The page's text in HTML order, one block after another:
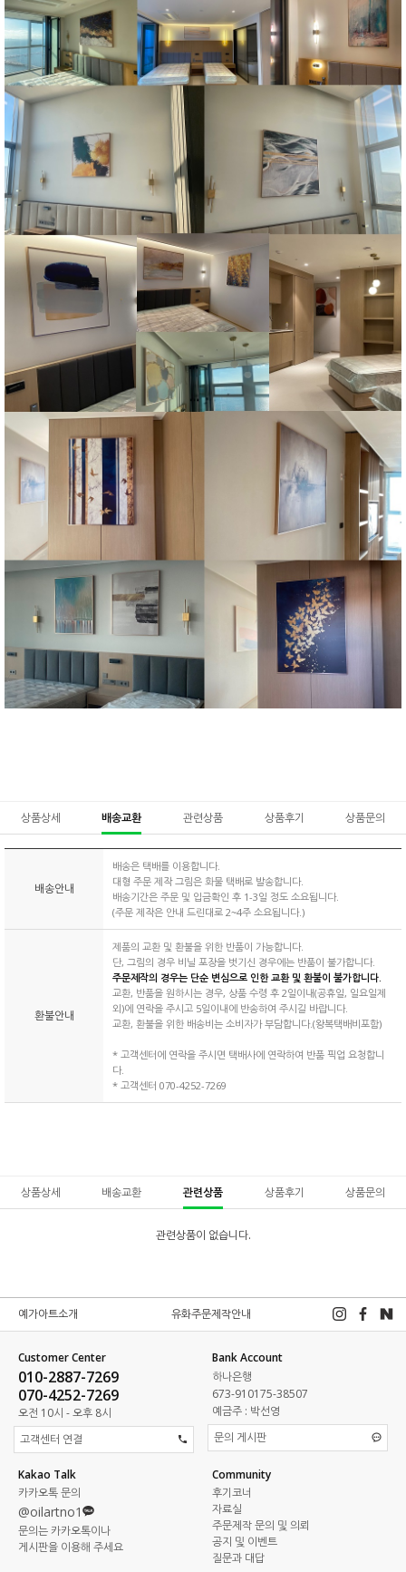
상품상세 배송교환 관련상품 상품후기 상품문의
배송안내
배송은 택배를 이용합니다.
대형 주문 제작 그림은 화물 택배로 발송합니다.
배송기간은 주문 및 입금확인 후 1-3일 정도 소요됩니다.
(주문 제작은 안내 드린대로 2~4주 소요됩니다.)
환불안내
제품의 교환 및 환불을 위한 반품이 가능합니다.
단, 그림의 경우 비닐 포장을 벗기신 경우에는 반품이 불가합니다.
주문제작의 경우는 단순 변심으로 인한 교환 및 환불이 불가합니다.
교환, 반품을 원하시는 경우, 상품 수령 후 2일이내(공휴일, 일요일제
외)에 연락을 주시고 5일이내에 반송하여 주시길 바랍니다.
교환, 환불을 위한 배송비는 소비자가 부담합니다.(왕복택배비포함)
* 고객센터에 연락을 주시면 택배사에 연락하여 반품 픽업 요청합니
다.
* 고객센터 070-4252-7269
상품상세 배송교환 관련상품 상품후기 상품문의
관련상품이 없습니다.
예가아트소개 유화주문제작안내
Customer Center
010-2887-7269
070-4252-7269
오전 10시 - 오후 8시
고객센터 연결
Bank Account
하나은행
673-910175-38507
예금주 : 박선영
문의 게시판
Kakao Talk
카카오톡 문의
@oilartno1
문의는 카카오톡이나
게시판을 이용해 주세요
Community
후기코너
자료실
주문제작 문의 및 의뢰
공지 및 이벤트
질문과 대답